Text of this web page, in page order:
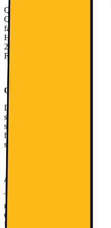
QNED80 kombinerer kraften i
QNED evo Colour Technology,
farvegengivelse og fantastisk
HDR10 Pro optimerer hver
29 mm med fleksibel, justerbar
Fantastisk billedkvalitet.
QNED evo farveteknologi
Det betyder en kombination af
skærm med høj billedhastighed
skærmteknologi. Alle QNED evo
funktioner, hvilket garanterer
stigning i farverummet i forhold
Avanceret Local Dimming
Takket være de nye og
mere naturlig og præcis
dybde, samtidig med at
fastholdes.